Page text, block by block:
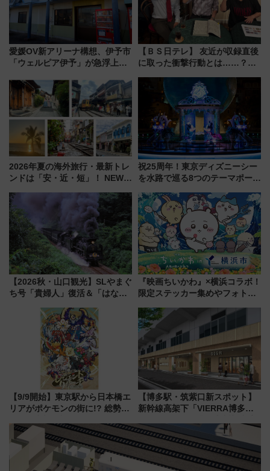
愛媛OV新アリーナ構想、伊予市
「ウェルピア伊予」が急浮上！
で探る鉄道アクセスの未来
【ＢＳ日テレ】 友近が収録直後
に取った衝撃行動とは……？
で極上の夏祭り鉄道旅を放送
2026年夏の海外旅行・最新トレ
ンドは「安・近・短」！ NEWT
渡航先TOP5とは？ 円安時代の
旅行術
祝25周年！東京ディズニーシー
を水路で巡る8つのテーマポート
【2026秋・山口観光】SLやまぐ
ち号「貴婦人」復活＆「はなあ
注目観光列車まとめ きっぷの取
り方は？
『映画ちいかわ』×横浜コラボ！
限定ステッカー集めやフォトス
いを満喫しよう（花火鑑賞会応
募は7/12まで！）
【9/9開始】東京駅から日本橋エ
リアがポケモンの街に!? 総勢
リサーチ」本格謎解き・グッズ
情報まとめ
【博多駅・筑紫口新スポット】
新幹線高架下「VIERRA博多テ
など注目の全6店舗 「博多活憩
通り」も一新